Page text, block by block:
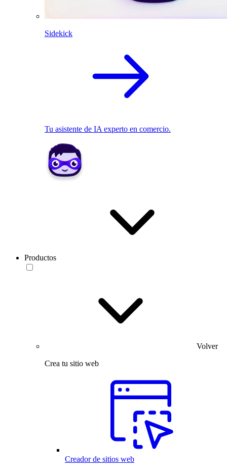
Sidekick
Tu asistente de IA experto en comercio.
Productos
Volver
Crea tu sitio web
Creador de sitios web